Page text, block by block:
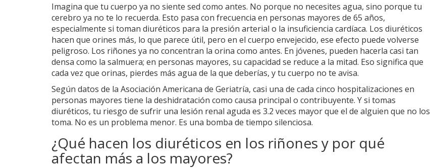
Imagina que tu cuerpo ya no siente sed como antes. No porque no necesites agua, sino porque tu
cerebro ya no te lo recuerda. Esto pasa con frecuencia en personas mayores de 65 años,
especialmente si toman diuréticos para la presión arterial o la insuficiencia cardíaca. Los diuréticos
hacen que orines más, lo que parece útil, pero en el cuerpo envejecido, ese efecto puede volverse
peligroso. Los riñones ya no concentran la orina como antes. En jóvenes, pueden hacerla casi tan
densa como la salmuera; en personas mayores, su capacidad se reduce a la mitad. Eso significa que
cada vez que orinas, pierdes más agua de la que deberías, y tu cuerpo no te avisa.
Según datos de la Asociación Americana de Geriatría, casi una de cada cinco hospitalizaciones en
personas mayores tiene la deshidratación como causa principal o contribuyente. Y si tomas
diuréticos, tu riesgo de sufrir una lesión renal aguda es 3.2 veces mayor que el de alguien que no los
toma. No es un problema menor. Es una bomba de tiempo silenciosa.
¿Qué hacen los diuréticos en los riñones y por qué
afectan más a los mayores?